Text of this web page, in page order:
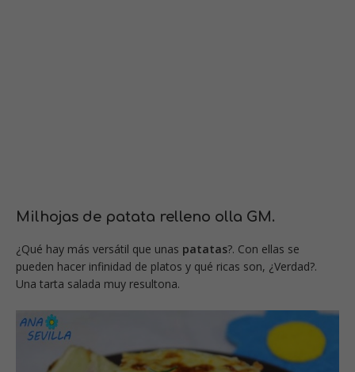
Milhojas de patata relleno olla GM.
¿Qué hay más versátil que unas patatas?. Con ellas se
pueden hacer infinidad de platos y qué ricas son, ¿Verdad?.
Una tarta salada muy resultona.